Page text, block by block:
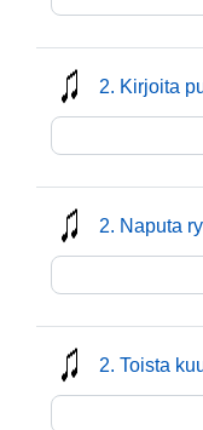
2. Kirjoita
2. Naputa
2. Toista